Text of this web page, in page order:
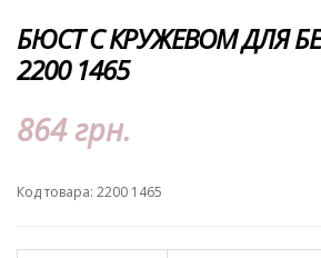
БЮСТ С КРУЖЕВОМ ДЛЯ
2200 1465
864 грн.
Код товара: 2200 1465